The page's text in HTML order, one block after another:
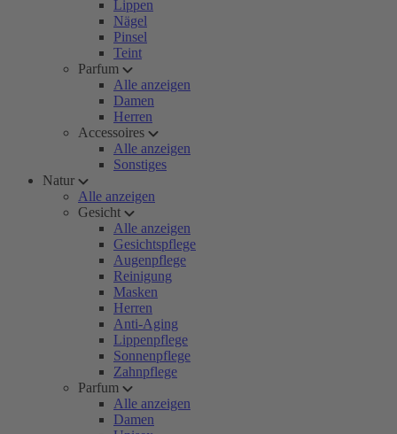
Lippen
Nägel
Pinsel
Teint
Parfum
Alle anzeigen
Damen
Herren
Accessoires
Alle anzeigen
Sonstiges
Natur
Alle anzeigen
Gesicht
Alle anzeigen
Gesichtspflege
Augenpflege
Reinigung
Masken
Herren
Anti-Aging
Lippenpflege
Sonnenpflege
Zahnpflege
Parfum
Alle anzeigen
Damen